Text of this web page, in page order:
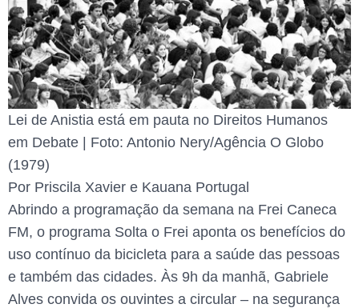
Lei de Anistia está em pauta no Direitos Humanos
em Debate | Foto: Antonio Nery/Agência O Globo
(1979)
Por Priscila Xavier e Kauana Portugal
Abrindo a programação da semana na Frei Caneca
FM, o programa Solta o Frei aponta os benefícios do
uso contínuo da bicicleta para a saúde das pessoas
e também das cidades. Às 9h da manhã, Gabriele
Alves convida os ouvintes a circular – na segurança